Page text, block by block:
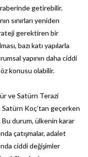
getirebilir.
sınırları yeniden
gerektiren bir
bazı katı yapılarla
yapının daha ciddi
konusu olabilir.
ve Satürn Terazi
Koç’tan geçerken
Bu durum, ülkenin karar
çatışmalar, adalet
ciddi değişimler